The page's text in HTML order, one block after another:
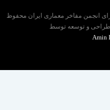
مفاخر معماری ایران محفوظ